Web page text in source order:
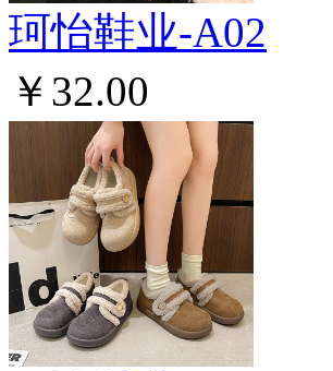
珂怡鞋业-A02
￥32.00